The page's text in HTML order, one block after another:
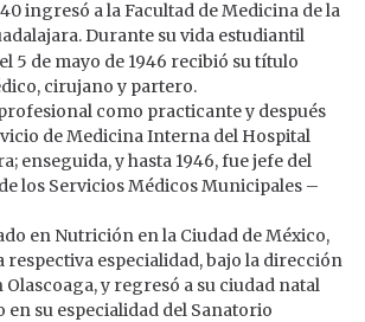
ingresó a la Facultad de Medicina de la
Durante su vida estudiantil
5 de mayo de 1946 recibió su título
cirujano y partero.
como practicante y después
de Medicina Interna del Hospital
enseguida, y hasta 1946, fue jefe del
los Servicios Médicos Municipales –
en Nutrición en la Ciudad de México,
respectiva especialidad, bajo la dirección
y regresó a su ciudad natal
en su especialidad del Sanatorio